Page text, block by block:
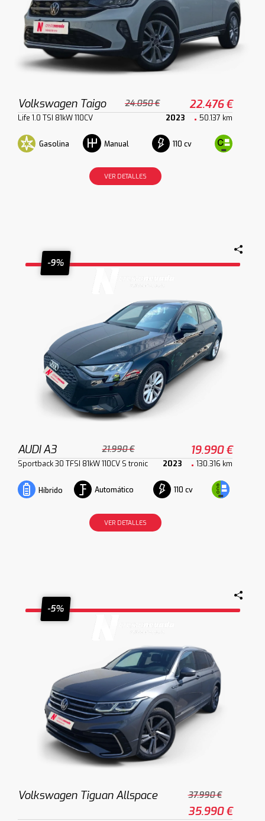
Volkswagen Taigo 24.050 € 22.476 €
Life 1.0 TSI 81kW 110CV 2023 50.137 km
Gasolina Manual 110 cv
VER DETALLES
-9%
AUDI A3 21.990 € 19.990 €
Sportback 30 TFSI 81kW 110CV S tronic 2023 130.316 km
Híbrido Automático 110 cv
VER DETALLES
-5%
Volkswagen Tiguan Allspace 37.990 €
35.990 €